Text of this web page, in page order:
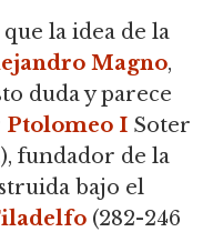
la idea de la
Magno,
duda y parece
Ptolomeo I Soter
fundador de la
bajo el
(282-246